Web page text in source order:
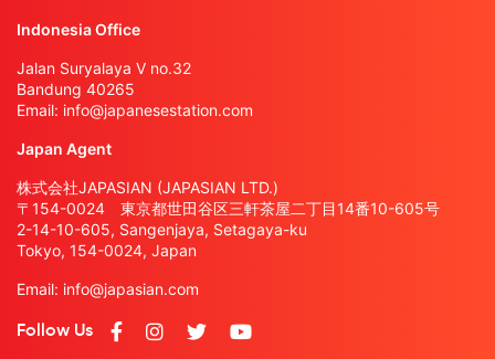
Indonesia Office
Jalan Suryalaya V no.32
Bandung 40265
Email: info@japanesestation.com
Japan Agent
株式会社JAPASIAN (JAPASIAN LTD.)
〒154-0024 東京都世田谷区三軒茶屋二丁目14番10-605号
2-14-10-605, Sangenjaya, Setagaya-ku
Tokyo, 154-0024, Japan
Email: info@japasian.com
Follow Us